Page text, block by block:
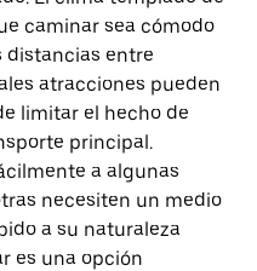
caminar sea cómodo
distancias entre
atracciones pueden
limitar el hecho de
principal.
a algunas
necesiten un medio
a su naturaleza
es una opción